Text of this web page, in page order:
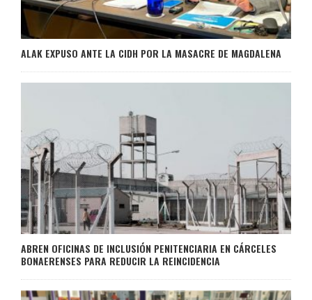
ALAK EXPUSO ANTE LA CIDH POR LA MASACRE DE MAGDALENA
ABREN OFICINAS DE INCLUSIÓN PENITENCIARIA EN CÁRCELES
BONAERENSES PARA REDUCIR LA REINCIDENCIA